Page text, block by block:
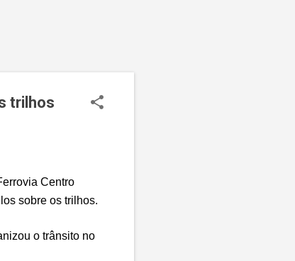
trilhos
Centro
sobre os trilhos.
o trânsito no